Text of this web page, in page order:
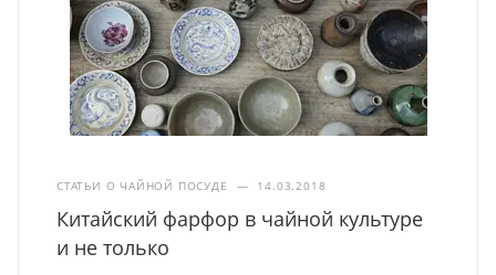
СТАТЬИ О ЧАЙНОЙ ПОСУДЕ — 14.03.2018
Китайский фарфор в чайной культуре
и не только